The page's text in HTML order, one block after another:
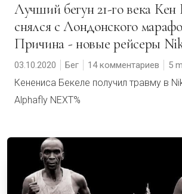
Лучший бегун 21-го века Кен Бекеле
снялся с Лондонского
Причина - новые рейсеры
03.10.2020 Бег 14 комментариев 5
Кенениса Бекеле получил травму в
Alphafly NEXT%